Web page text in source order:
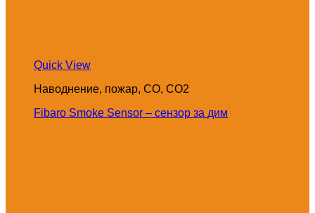
Quick View
Наводнение, пожар, CO, CO2
Fibaro Smoke Sensor – сензор за дим